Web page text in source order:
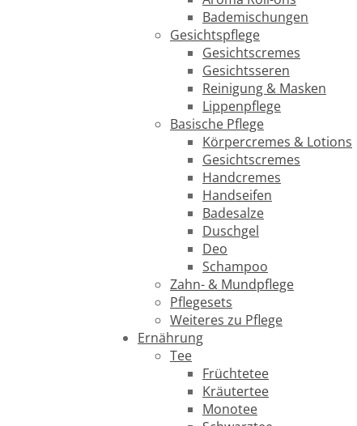
Bademischungen
Gesichtspflege
Gesichtscremes
Gesichtsseren
Reinigung & Masken
Lippenpflege
Basische Pflege
Körpercremes & Lotions
Gesichtscremes
Handcremes
Handseifen
Badesalze
Duschgel
Deo
Schampoo
Zahn- & Mundpflege
Pflegesets
Weiteres zu Pflege
Ernährung
Tee
Früchtetee
Kräutertee
Monotee